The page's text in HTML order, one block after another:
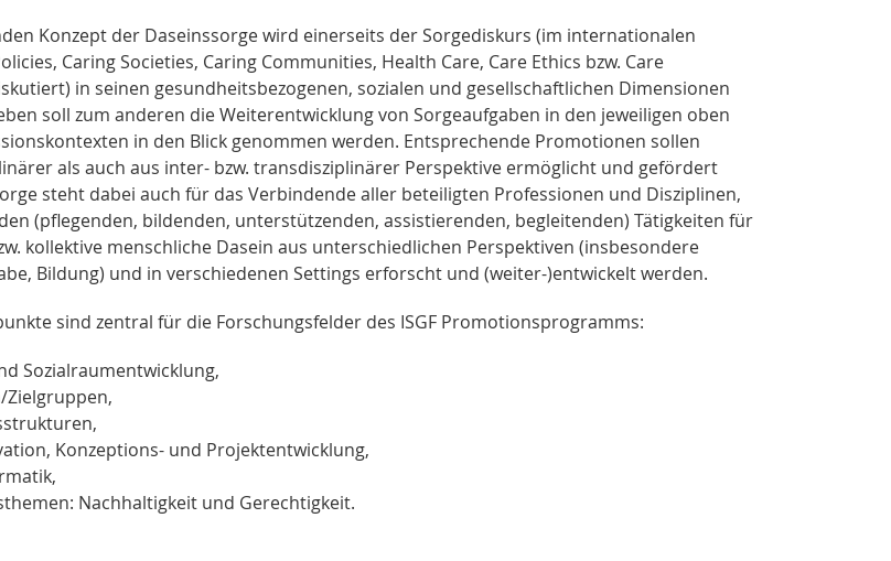
Konzept der Daseinssorge wird einerseits der Sorgediskurs (im internationalen
Caring Societies, Caring Communities, Health Care, Care Ethics bzw. Care
in seinen gesundheitsbezogenen, sozialen und gesellschaftlichen Dimensionen
soll zum anderen die Weiterentwicklung von Sorgeaufgaben in den jeweiligen oben
in den Blick genommen werden. Entsprechende Promotionen sollen
als auch aus inter- bzw. transdisziplinärer Perspektive ermöglicht und gefördert
steht dabei auch für das Verbindende aller beteiligten Professionen und Disziplinen,
(pflegenden, bildenden, unterstützenden, assistierenden, begleitenden) Tätigkeiten für
kollektive menschliche Dasein aus unterschiedlichen Perspektiven (insbesondere
Bildung) und in verschiedenen Settings erforscht und (weiter-)entwickelt werden.
sind zentral für die Forschungsfelder des ISGF Promotionsprogramms:
Sozialraumentwicklung,
Zielgruppen,
Konzeptions- und Projektentwicklung,
Nachhaltigkeit und Gerechtigkeit.